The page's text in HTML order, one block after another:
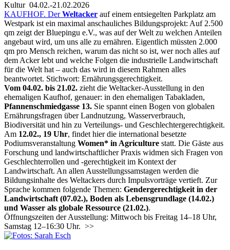
Kultur04.02.-21.02.2026
KAUFHOF. DerWeltacker auf einem entsiegelten Parkplatz am
Westpark ist ein maximal anschauliches Bildungsprojekt: Auf 2.500
qm zeigt der Bluepingu e.V., was auf der Welt zu welchen Anteilen
angebaut wird, um uns alle zu ernähren. Eigentlich müssten 2.000
qm pro Mensch reichen, warum das nicht so ist, wer noch alles auf
dem Acker lebt und welche Folgen die industrielle Landwirtschaft
für die Welt hat – auch das wird in diesem Rahmen alles
beantwortet. Stichwort: Ernährungsgerechtigkeit.
Vom 04.02. bis 21.02. zieht die Weltacker-Ausstellung in den
ehemaligen Kaufhof, genauer: in den ehemaligen Tabakladen,
Pfannenschmiedgasse 13. Sie spannt einen Bogen von globalen
Ernährungsfragen über Landnutzung, Wasserverbrauch,
Biodiversität und hin zu Verteilungs- und Geschlechtergerechtigkeit.
Am 12.02., 19 Uhr, findet hier die international besetzte
Podiumsveranstaltung Women* in Agriculture statt. Die Gäste aus
Forschung und landwirtschaftlicher Praxis widmen sich Fragen von
Geschlechterrollen und -gerechtigkeit im Kontext der
Landwirtschaft. An allen Ausstellungssamstagen werden die
Bildungsinhalte des Weltackers durch Impulsvorträge vertieft. Zur
Sprache kommen folgende Themen: Gendergerechtigkeit in der
Landwirtschaft (07.02.), Boden als Lebensgrundlage (14.02.)
und Wasser als globale Ressource (21.02.).
Öffnungszeiten der Ausstellung: Mittwoch bis Freitag 14–18 Uhr,
Samstag 12–16:30 Uhr. >>